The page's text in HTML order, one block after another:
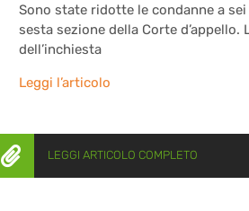
Sono state ridotte le condanne a
sesta sezione della Corte
dell’inchiesta
Leggi l’articolo
 LEGGI ARTICOLO COMPLETO